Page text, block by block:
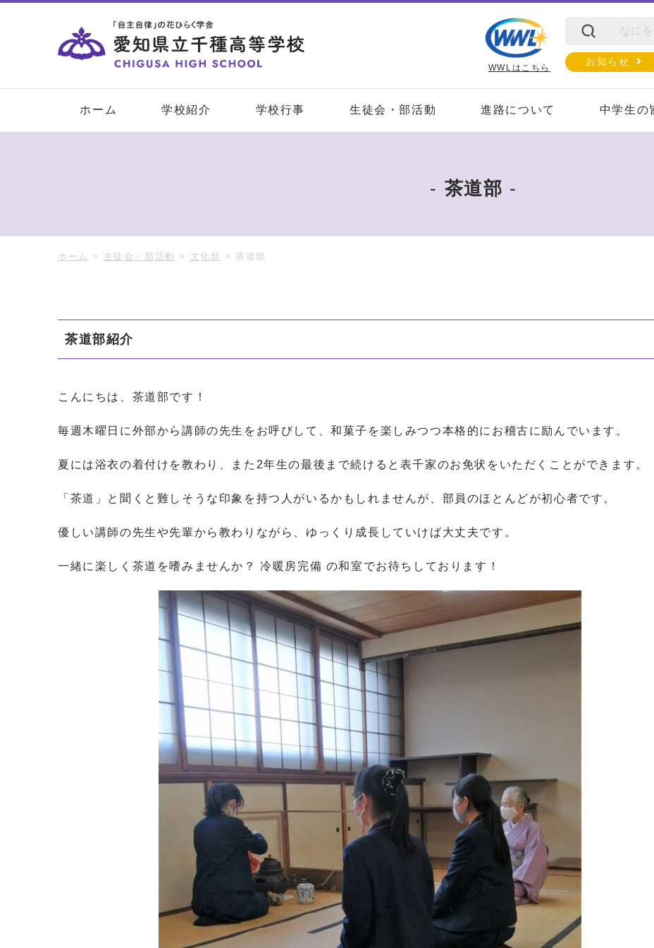
お知らせ
WWLはこちら
ホーム 学校紹介 学校行事 生徒会・部活動 進路について 中学生の
茶道部
ホーム > 生徒会・部活動 > 文化部 > 茶道部
茶道部紹介
こんにちは、茶道部です！
毎週木曜日に外部から講師の先生をお呼びして、和菓子を楽しみつつ本格的にお稽古に励んでいます。
夏には浴衣の着付けを教わり、また2年生の最後まで続けると表千家のお免状をいただくことができます。
「茶道」と聞くと難しそうな印象を持つ人がいるかもしれませんが、部員のほとんどが初心者です。
優しい講師の先生や先輩から教わりながら、ゆっくり成長していけば大丈夫です。
一緒に楽しく茶道を嗜みませんか？ 冷暖房完備 の和室でお待ちしております！